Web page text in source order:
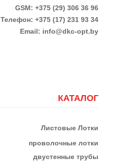
GSM: +375 (29) 306 36 96
Телефон: +375 (17) 231 93 34
Email: info@dkc-opt.by
КАТАЛОГ
Листовые Лотки
проволочные лотки
двустенные трубы